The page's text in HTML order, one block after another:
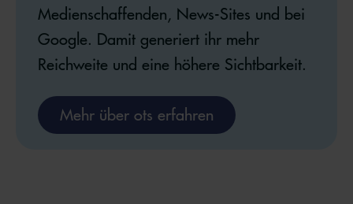
Medienschaffenden, News-Sites und bei
Google. Damit generiert ihr mehr
Reichweite und eine höhere Sichtbarkeit.
Mehr über ots erfahren